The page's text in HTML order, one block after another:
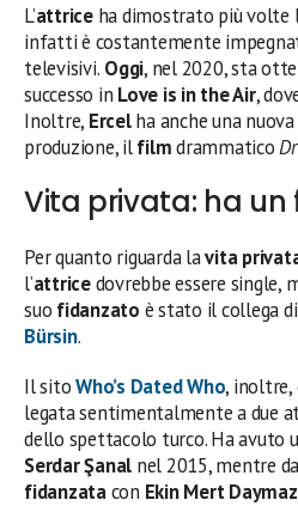
L’attriceha dimostrato più volte
infatti è costantemente
televisivi. Oggi, nel 2020, sta
successo in Love is in the Air,
Inoltre, Ercelha anche una
produzione, ilfilmdrammatico
Vita privata: ha un
Per quanto riguarda lavita
l’attricedovrebbe essere single,
suo fidanzato è stato il collega di
Bürsin.
Il sitoWho’s Dated Who, inoltre,
legata sentimentalmente a due
dello spettacolo turco. Ha avuto
Serdar Şanal nel 2015, mentre
fidanzatacon Ekin Mert Daymaz